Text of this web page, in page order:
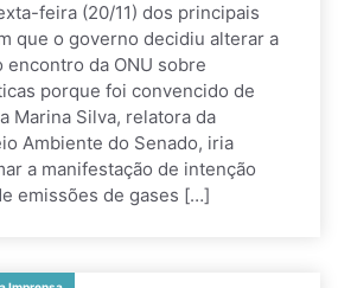
feira (20/11) dos principais
que o governo decidiu alterar a
encontro da ONU sobre
porque foi convencido de
Marina Silva, relatora da
Ambiente do Senado, iria
a manifestação de intenção
emissões de gases […]